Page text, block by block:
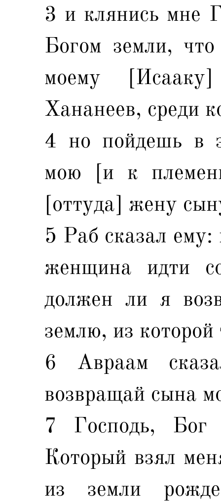
3 и клянись мне
Богом земли,
моему
Хананеев, среди
4 но пойдешь в
мою [и к
[оттуда] жену
5 Раб сказал ему:
женщина идти
должен ли я
землю, из
6 Авраам
возвращай сына
7 Господь,
Который взял
из земли